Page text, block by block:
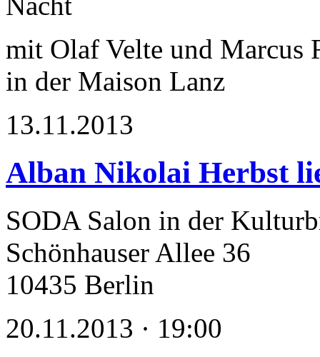
mit Olaf Velte und Marcus
in der Maison Lanz
13.11.2013
Alban Nikolai Herbst
SODA Salon in der
Schönhauser Allee 36
10435 Berlin
20.11.2013 · 19:00